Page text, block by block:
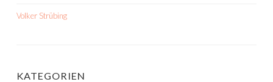
Volker Strübing
KATEGORIEN